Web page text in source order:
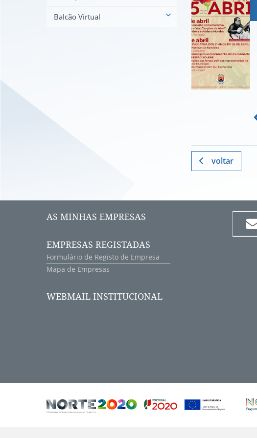
Balcão Virtual
voltar
AS MINHAS EMPRESAS
EMPRESAS REGISTADAS
Formulário de Registo de Empresa
Mapa de Empresas
WEBMAIL INSTITUCIONAL